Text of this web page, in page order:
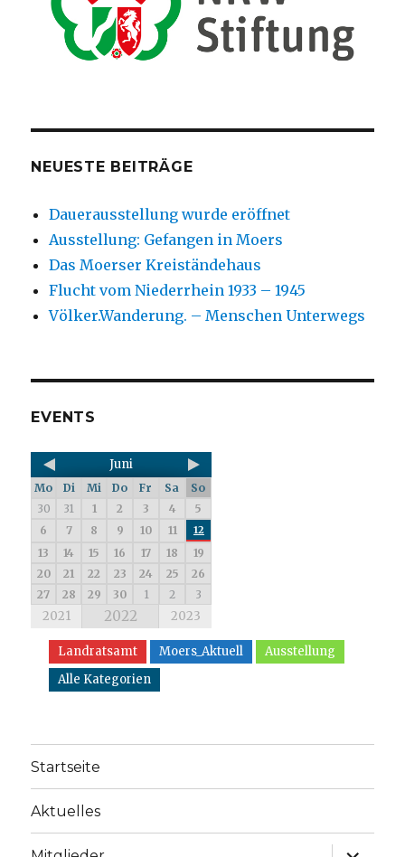
NEUESTE BEITRÄGE
Dauerausstellung wurde eröffnet
Ausstellung: Gefangen in Moers
Das Moerser Kreiständehaus
Flucht vom Niederrhein 1933 – 1945
Völker.Wanderung. – Menschen Unterwegs
EVENTS
Juni
Mo Di Mi Do Fr Sa
So
30
31 1 2 3 4
5
6
7 8 9 10 11 12
13 14 15 16 17 18
19
20
21 22 23 24 25
26
27
28 29 30 1 2 3
2021 2022 2023
Landratsamt Moers_Aktuell
Ausstellung
Alle Kategorien
Startseite
Aktuelles